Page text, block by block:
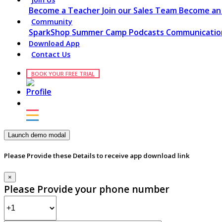
Become a Teacher Join our Sales Team Become
Community
SparkShop Summer Camp Podcasts
Download App
Contact Us
BOOK YOUR FREE TRIAL
Launch demo modal
Please Provide these Details to receive app download link
×
Please Provide your phone number